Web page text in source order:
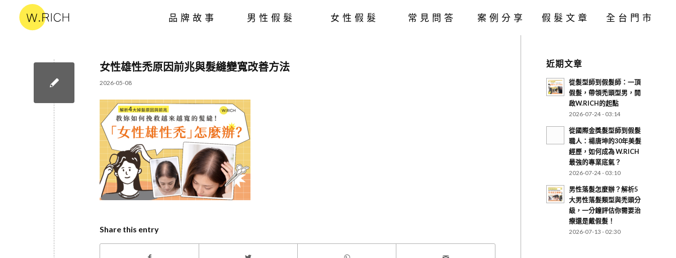
品牌故事 男性假髮 女性假髮 常見問答 案例分享 假髮文章 全台門市
女性雄性禿原因前兆與髮縫變寬改善方法
2026-05-08
Share this entry
近期文章
從髮型師到假髮師：一頂
假髮，帶領禿頭型男，開
啟W.RICH的起點
2026-07-24 - 03:14
從國際金獎髮型師到假髮
職人：楊唐坤的30年美髮
經歷，如何成為 W.RICH
最強的專業底氣？
2026-07-24 - 03:10
男性落髮怎麼辦？解析5
大男性落髮類型與禿頭分
級，一分鐘評估你需要治
療還是戴假髮！
2026-07-13 - 02:30